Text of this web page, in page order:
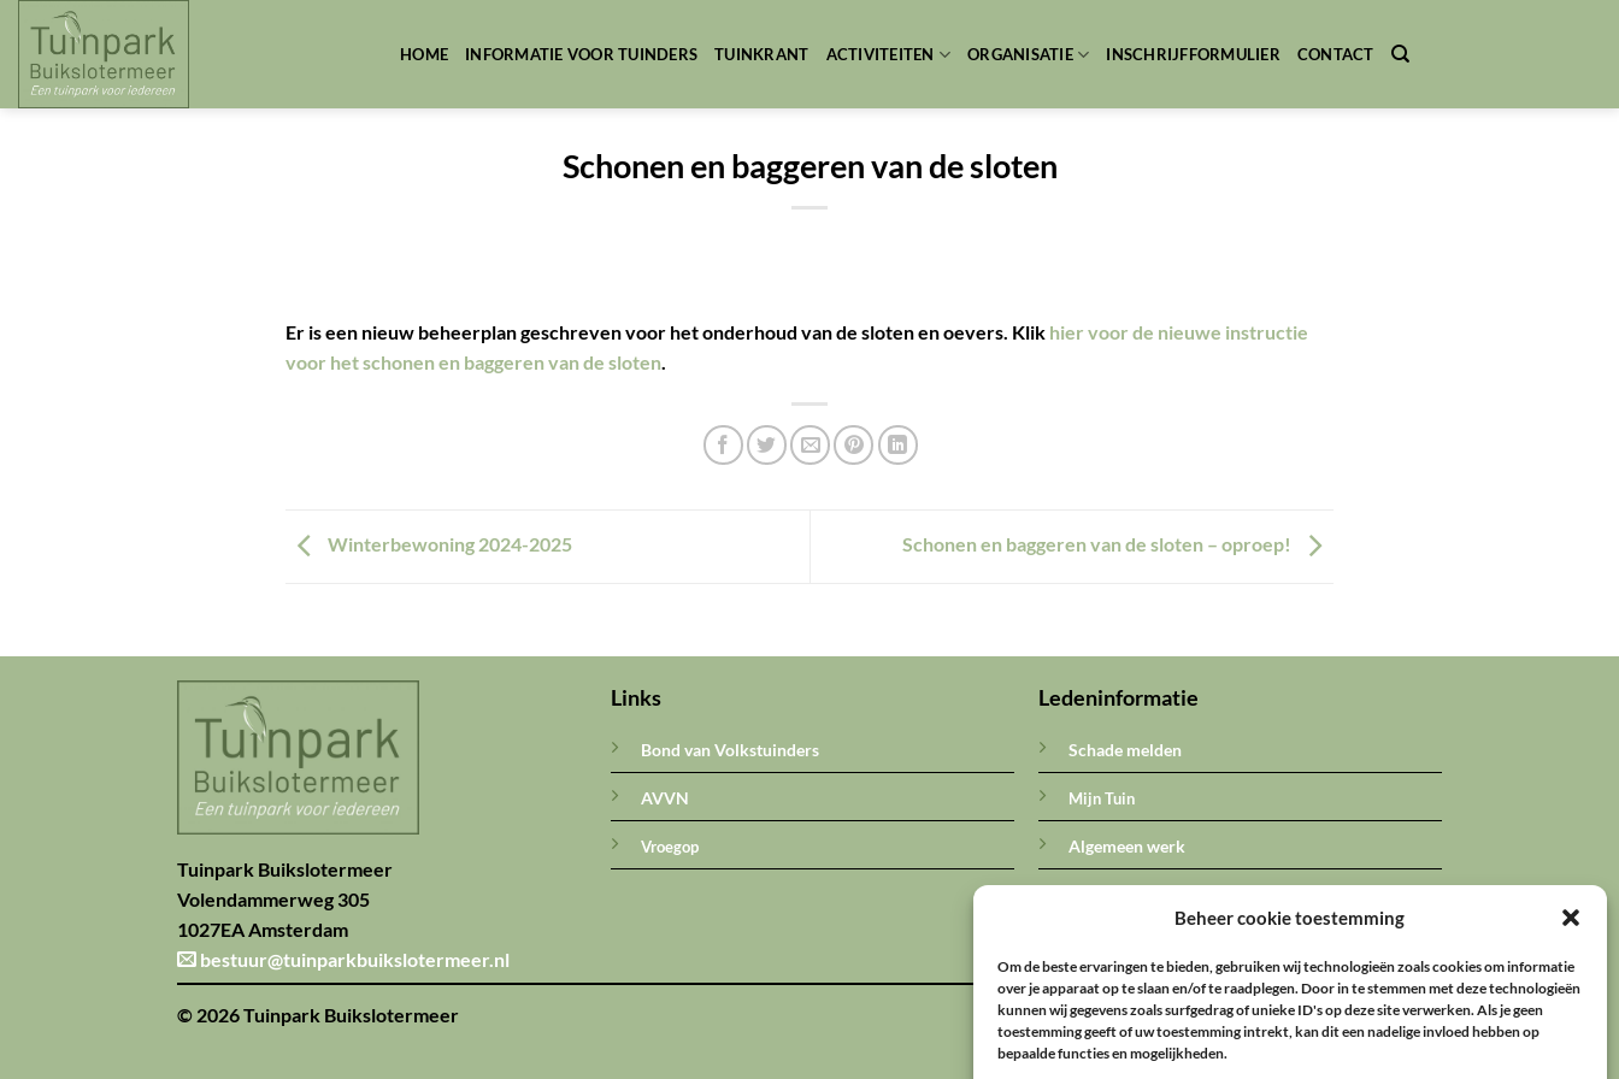
Beheer cookie toestemming
Om de beste ervaringen te bieden, gebruiken wij technologieën zoals cookies om informatie
over je apparaat op te slaan en/of te raadplegen. Door in te stemmen met deze technologieën
kunnen wij gegevens zoals surfgedrag of unieke ID's op deze site verwerken. Als je geen
toestemming geeft of uw toestemming intrekt, kan dit een nadelige invloed hebben op
bepaalde functies en mogelijkheden.
content
HOME INFORMATIE VOOR TUINDERS TUINKRANT ACTIVITEITEN ORGANISATIE INSCHRIJFFORMULIER CONTACT
Schonen en baggeren van de sloten
Er is een nieuw beheerplan geschreven voor het onderhoud van de sloten en oevers. Klik hier voor de nieuwe instructie
voor het schonen en baggeren van de sloten.
Winterbewoning 2024-2025 Schonen en baggeren van de sloten – oproep!
Tuinpark Buikslotermeer
Volendammerweg 305
1027EA Amsterdam
bestuur@tuinparkbuikslotermeer.nl
Links
Bond van Volkstuinders
AVVN
Vroegop
Ledeninformatie
Schade melden
Mijn Tuin
Algemeen werk
© 2026 Tuinpark Buikslotermeer DISCLAIMER PRIVACY COOKIES